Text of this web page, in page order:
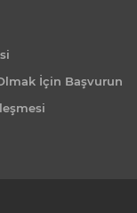
İçin Başvurun